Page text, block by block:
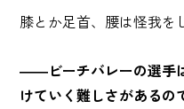
膝とか足首、腰は怪我を
――ビーチバレーの選手
けていく難しさがあるの